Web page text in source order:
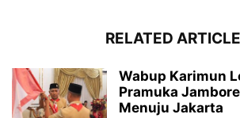
RELATED
Wabup Karimun
Pramuka
Menuju Jakarta